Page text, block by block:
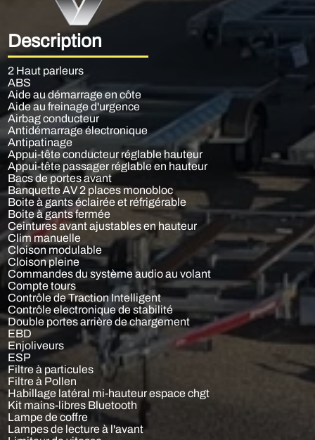
Description
2 Haut parleurs
ABS
Aide au démarrage en côte
Aide au freinage d'urgence
Airbag conducteur
Antidémarrage électronique
Antipatinage
Appui-tête conducteur réglable hauteur
Appui-tête passager réglable en hauteur
Bacs de portes avant
Banquette AV 2 places monobloc
Boite à gants éclairée et réfrigérable
Boite à gants fermée
Ceintures avant ajustables en hauteur
Clim manuelle
Cloison modulable
Cloison pleine
Commandes du système audio au volant
Compte tours
Contrôle de Traction Intelligent
Contrôle electronique de stabilité
Double portes arrière de chargement
EBD
Enjoliveurs
ESP
Filtre à particules
Filtre à Pollen
Habillage latéral mi-hauteur espace chgt
Kit mains-libres Bluetooth
Lampe de coffre
Lampes de lecture à l'avant